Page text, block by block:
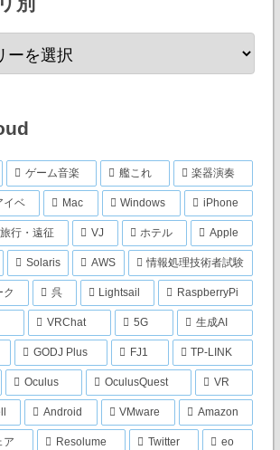
ゲーム音楽 艦これ 楽器演奏
イベ Mac Windows iPhone
旅行・遠征 VJ ホテル Apple
Solaris AWS 情報処理技術者試験
ク 呉 Lightsail RaspberryPi
VRChat 5G 生成AI
GODJ Plus FJ1 TP-LINK
Oculus OculusQuest VR
Android VMware Amazon
ア Resolume Twitter eo